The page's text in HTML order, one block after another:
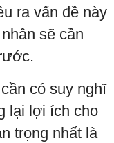
ra vấn đề này
sẽ cần
có suy nghĩ
lại lợi ích cho
trọng nhất là